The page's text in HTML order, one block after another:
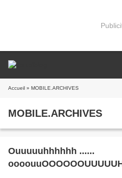
Accueil » MOBILE.ARCHIVES
MOBILE.ARCHIVES
Ouuuuuhhhhhh ......